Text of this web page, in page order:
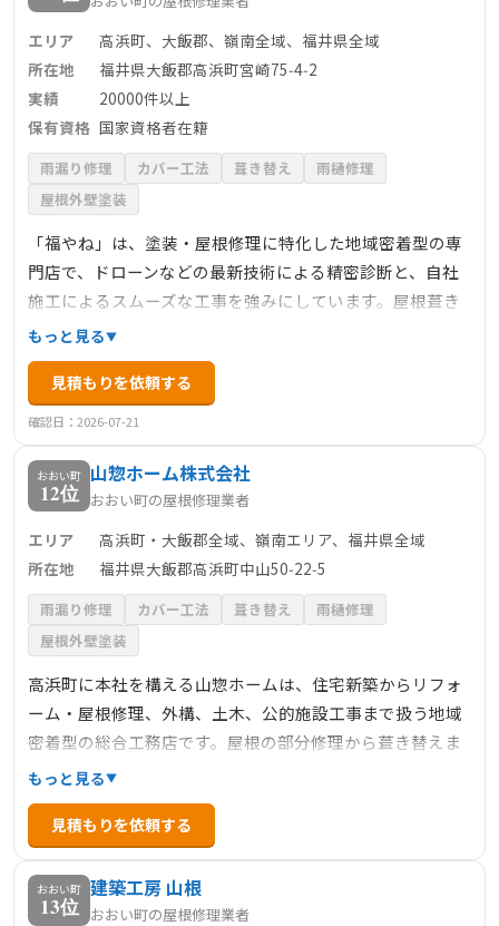
エリア
高浜町、大飯郡、嶺南全域、福井県全域
所在地
福井県大飯郡高浜町宮崎75‑4‑2
実績
20000件以上
保有資格 国家資格者在籍
雨漏り修理 カバー工法 葺き替え
雨樋修理
屋根外壁塗装
「福やね」は、塗装・屋根修理に特化した地域密着型の専
門店で、ドローンなどの最新技術による精密診断と、自社
施工によるスムーズな工事を強みにしています。屋根葺き
替え・カバー工法・雨漏り修繕・雨樋交換・外壁塗装など
を一括対応し、50年以上の実績と20000件以上の施工件数
を誇ります。国家資格者による工事管理と万全のアフター
フォロー体制により、地元住民から高い信頼を得ていま
す。
もっと見る
見積もりを依頼する
確認日：2026-07-21
おおい町
12位
山惣ホーム株式会社
おおい町の屋根修理業者
エリア
高浜町・大飯郡全域、嶺南エリア、福井県全域
所在地
福井県大飯郡高浜町中山50‑22‑5
雨漏り修理 カバー工法 葺き替え
雨樋修理
屋根外壁塗装
高浜町に本社を構える山惣ホームは、住宅新築からリフォ
ーム・屋根修理、外構、土木、公的施設工事まで扱う地域
密着型の総合工務店です。屋根の部分修理から葺き替えま
で対応可能で、雨漏り等気になる際には上って確認せずす
ぐに相談を呼びかけ。高浜の気候に合わせた家づくりを行
い、アフターフォローや定期点検にも力を入れています。
お客様の相談に即応し「住まいを家族の一員のように」大
切に扱う姿勢が評価されています。
もっと見る
見積もりを依頼する
おおい町
13位
建築工房 山根
おおい町の屋根修理業者